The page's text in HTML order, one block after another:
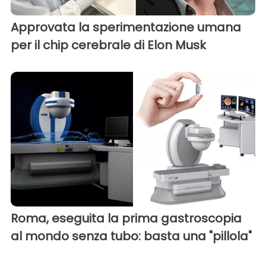
Approvata la sperimentazione umana
per il chip cerebrale di Elon Musk
Roma, eseguita la prima gastroscopia
al mondo senza tubo: basta una "pillola"